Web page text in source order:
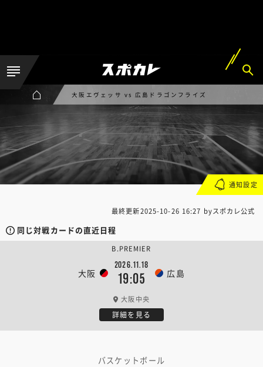
大阪エヴェッサ vs 広島ドラゴンフライズ
最終更新2025-10-26 16:27 byスポカレ公式
同じ対戦カードの直近日程
大阪
2026.11.18
19:05 広島
B.PREMIER
大阪中央
詳細を見る
バスケットボール
通知設定